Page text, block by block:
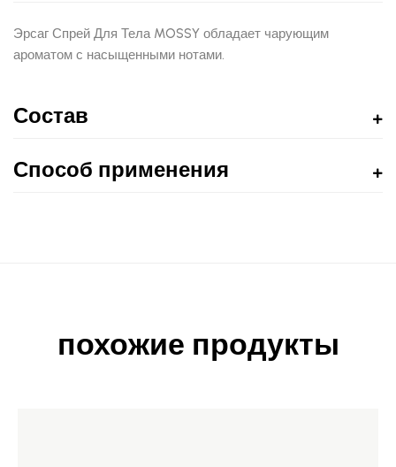
Эрсаг Спрей Для Тела MOSSY обладает чарующим
ароматом с насыщенными нотами.
Состав
Способ применения
похожие продукты